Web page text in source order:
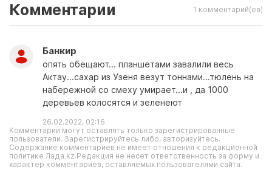
Комментарии 1 комментарий(ев)
Банкир
опять обещают... планшетами завалили весь
Актау...сахар из Узеня везут тоннами...тюлень на
набережной со смеху умирает...и , да 1000
деревьев колосятся и зеленеют
26.02.2022, 02:16
Комментарии могут оставлять только зарегистрированные
пользователи. Зарегистрируйтесь либо, авторизуйтесь.
Содержание комментариев не имеет отношения к редакционной
политике Лада.kz.Редакция не несет ответственность за форму и
характер комментариев, оставляемых пользователями сайта.